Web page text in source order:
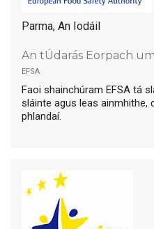
Parma, An Iodáil
An tÚdarás Eorpach
efsa
Faoi shainchúram EFSA tá
sláinte agus leas ainmhithe,
phlandaí.